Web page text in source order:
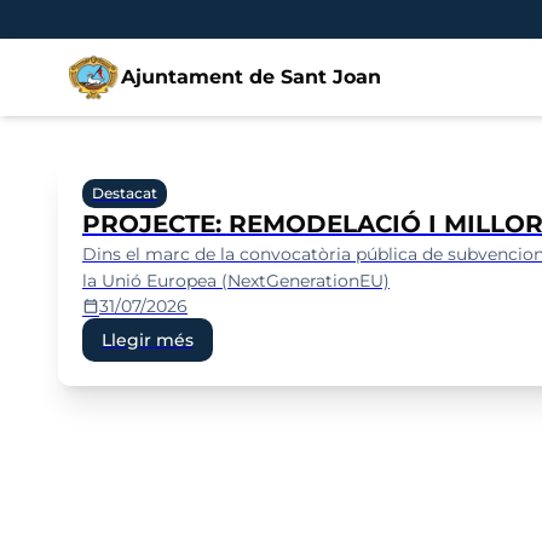
Ajuntament de Sant Joan
Destacat
PROJECTE: REMODELACIÓ I
Dins el marc de la convocatòria pública de
la Unió Europea (NextGenerationEU)
calendar_today31/07/2026
Llegir més